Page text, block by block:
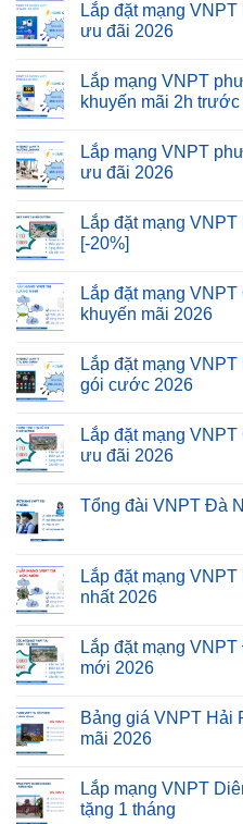
Lắp đặt mạng
ưu đãi 2026
Lắp mạng VNPT
khuyến mãi 2h trước
Lắp mạng VNPT
ưu đãi 2026
Lắp đặt mạng
[-20%]
Lắp đặt mạng
khuyến mãi 2026
Lắp đặt mạng
gói cước 2026
Lắp đặt mạng
ưu đãi 2026
Tổng đài VNPT Đà
Lắp đặt mạng
nhất 2026
Lắp đặt mạng
mới 2026
Bảng giá VNPT Hải
mãi 2026
Lắp mạng VNPT
tặng 1 tháng